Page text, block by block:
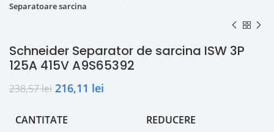
Separatoare sarcina
Schneider Separator de sarcina ISW 3P
125A 415V A9S65392
238,57lei 216,11 lei
CANTITATE REDUCERE